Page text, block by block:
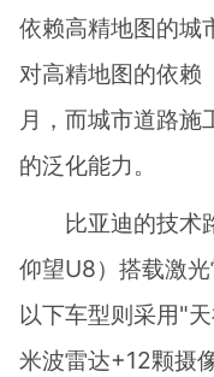
依赖高精地图的城
对高精地图的依赖
月，而城市道路
的泛化能力。
比亚迪的技术
仰望U8）搭载激
以下车型则采用"
米波雷达+12颗摄